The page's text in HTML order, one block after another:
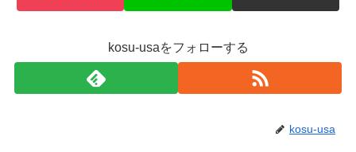
kosu-usaをフォローする
kosu-usa